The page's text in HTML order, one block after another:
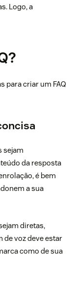
Logo, a
para criar um FAQ
sejam
da resposta
é bem
a sua
diretas,
de voz deve estar
como de sua